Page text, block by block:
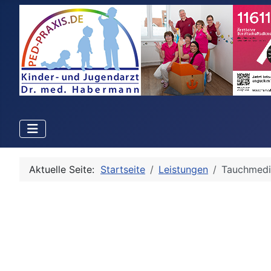
Aktuelle Seite: Startseite Leistungen